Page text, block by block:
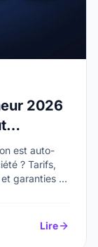
2026
est auto-
? Tarifs,
garanties :
Lire